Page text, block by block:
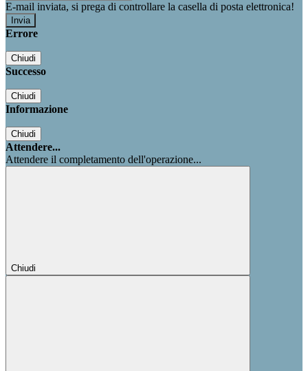
E-mail inviata, si prega di controllare la casella di posta elettronica!
Errore
Chiudi
Successo
Chiudi
Informazione
Chiudi
Attendere...
Attendere il completamento dell'operazione...
Chiudi